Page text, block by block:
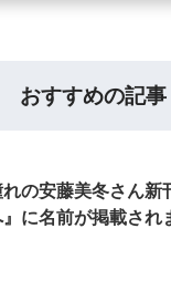
おすすめの記事
れの安藤美冬さん新
』に名前が掲載され